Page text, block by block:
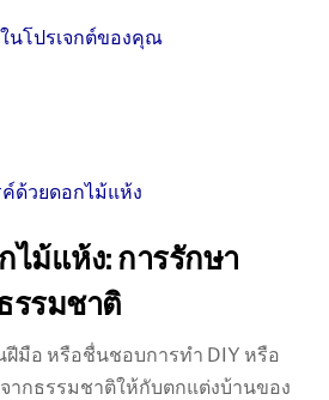
นโปรเจกต์ของคุณ
ค์ด้วยดอกไม้แห้ง
ไม้แห้ง: การรักษา
รรมชาติ
มือ หรือชื่นชอบการทำ DIY หรือ
ากธรรมชาติให้กับตกแต่งบ้านของ